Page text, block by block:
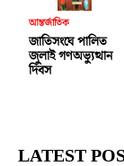
আন্তর্জাতিক
জাতিসংঘে পালিত
জুলাই গণঅভ্যুত্থান
দিবস
LATEST